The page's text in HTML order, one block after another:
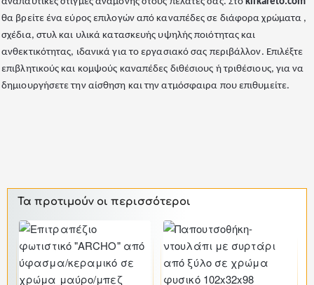
θα βρείτε ένα εύρος επιλογών από καναπέδες σε διάφορα χρώματα ,
σχέδια, στυλ και υλικά κατασκευής υψηλής ποιότητας και
ανθεκτικότητας, ιδανικά για το εργασιακό σας περιβάλλον. Επιλέξτε
επιβλητικούς και κομψούς καναπέδες διθέσιους ή τριθέσιους, για να
δημιουργήσετε την αίσθηση και την ατμόσφαιρα που επιθυμείτε.
Τα προτιμούν οι περισσότεροι